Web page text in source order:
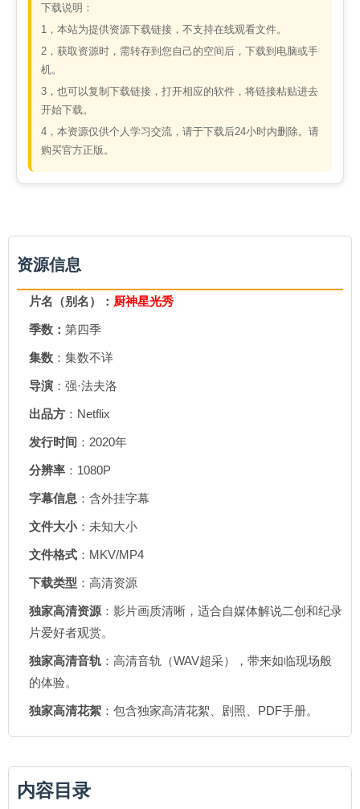
下载说明：
1，本站为提供资源下载链接，不支持在线观看文件。
2，获取资源时，需转存到您自己的空间后，下载到电脑或手
机。
3，也可以复制下载链接，打开相应的软件，将链接粘贴进去
开始下载。
4，本资源仅供个人学习交流，请于下载后24小时内删除。请
购买官方正版。
资源信息
片名（别名）： 厨神星光秀
季数： 第四季
集数 ：集数不详
导演 ：强·法夫洛
出品方 ：Netflix
发行时间 ：2020年
分辨率 ：1080P
字幕信息 ：含外挂字幕
文件大小：未知大小
文件格式 ：MKV/MP4
下载类型 ：高清资源
独家高清资源 ：影片画质清晰，适合自媒体解说二创和纪录
片爱好者观赏。
独家高清音轨 ：高清音轨（WAV超采），带来如临现场般
的体验。
独家高清花絮 ：包含独家高清花絮、剧照、PDF手册。
内容目录